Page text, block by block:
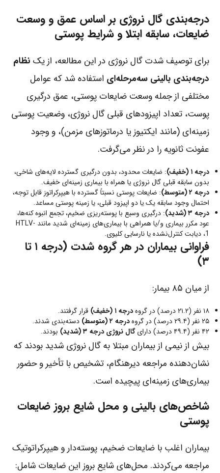
درجه‌بندی گال نروژی بر اساس عمق و وسعت
ضایعات، سابقه ابتلا و شرایط پوستی
برای توصیف شدت گال نروژی در این مطالعه، از یک نظام
درجه‌بندی بالینی سه‌مرحله‌ای استفاده شد که عوامل
مختلفی از جمله وسعت ضایعات پوستی، عمق درگیری
پوست، تعداد اپیزودهای قبلی گال نروژی، وضعیت پوستی
زمینه‌ای (مانند ایکتیوز یا درماتوزهای مزمن)، و وجود
عفونت ثانویه را در نظر می‌گرفت.
درجه ۱ (خفیف)
: ضایعات محدود، بدون درگیری گسترده لایه‌های شاخی،
بدون سابقه قبلی گال نروژی یا همراه با بیماری زمینه‌ای خفیف.
درجه ۲ (متوسط)
: ضایعات پوستی نسبتاً گسترده با هیپرکراتوز قابل توجه،
احتمال وجود سابقه یک یا دو اپیزود قبلی، یا زمینه پوستی مساعد.
درجه ۳ (شدید)
: درگیری وسیع با پوسته‌ریزی ضخیم، تجمع انبوه کنه‌ها،
عود مکرر بیماری و/یا همراهی با بیماری‌های زمینه‌ای شدید مانند HTLV-
1، دیابت کنترل‌نشده یا نارسایی کلیوی.
فراوانی بیماران در هر گروه شدت (درجه ۱ تا
۳)
از میان ۸۵ بیمار:
۱۸ نفر (۲۱.۲ درصد) در گروه درجه ۱ (خفیف)
قرار گرفتند.
۲۵ نفر (۲۹.۴ درصد) در گروه
درجه ۲ (متوسط)
دسته‌بندی شدند.
۴۲ نفر (۴۹.۴ درصد) دارای
گال نروژی درجه ۳ (شدید) بودند.
بیش از نیمی از بیماران مبتلا به گال نروژی شدید بودند که
نشان‌دهنده مراجعه دیرهنگام، تشخیص با تأخیر و حضور
بیماری‌های زمینه‌ای پیچیده است.
شاخص‌های بالینی و محل شایع بروز ضایعات
پوستی
بیماران اغلب با ضایعات ضخیم، پوسته‌دار و هیپرکراتوتیک
مراجعه می‌کردند. محل‌های شایع بروز این ضایعات شامل: